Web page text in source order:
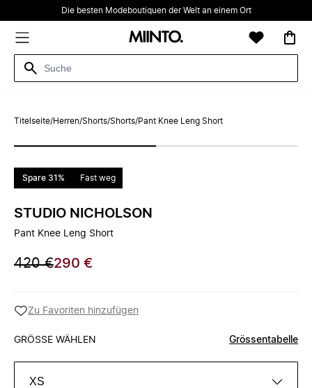
Die besten Modeboutiquen der Welt an einem Ort
Titelseite/Herren/Shorts/Shorts/Pant Knee Leng Short
Spare 31% Fast weg
STUDIO NICHOLSON
Pant Knee Leng Short
420 €290 €
Zu Favoriten hinzufügen
GRÖSSE WÄHLEN Grössentabelle
XS